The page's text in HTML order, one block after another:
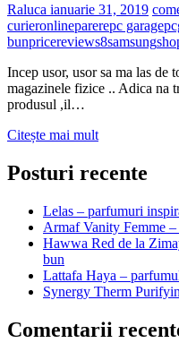
Raluca ianuarie 31, 2019
curieronlineparerepc garage
bunpricereviews8samsung
Incep usor, usor sa ma las de
magazinele fizice .. Adica na
produsul ,il…
Citește mai multComanda
Garage
Posturi recente
Lelas – parfumuri
Armaf Vanity Femme
Hawwa Red de la
bun
Lattafa Haya –
Synergy Therm
Comentarii